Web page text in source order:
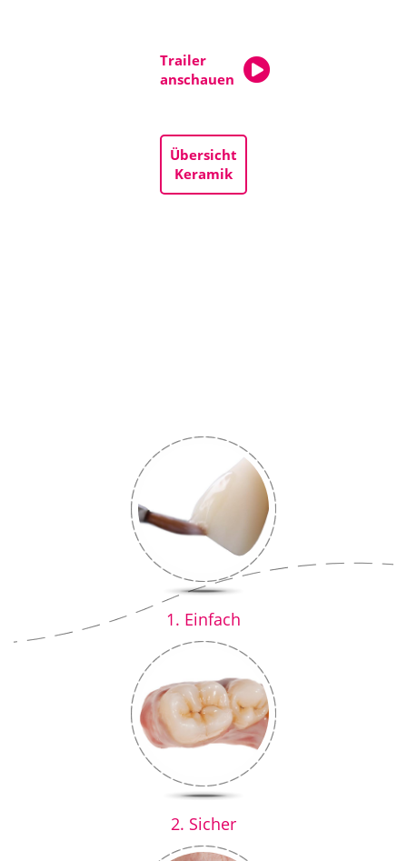
Trailer
anschauen
Übersicht
Keramik
1. Einfach
2. Sicher